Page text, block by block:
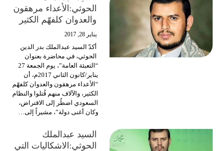
الحوثي:الأعداء مرهقون
والعدوان كلفهّم الكثير
يناير 28, 2017
أكدّ السيد عبدالملك بدر الدين
الحوثي، في محاضرة بعنوان
“التعبئة العامة”، يوم الجمعة 27
يناير/كانون الثاني 2017م، أن
“الأعداء مرهقون والعدوان كلفهّم
الكثير، والآلاف منهم قُتلوا والنظام
السعودي اضطُر إلى الاقتراض،
وكان أغنى دولة”، مشيراً إلى…
السيد عبدالملك
الحوثي:الاشكاليات التي